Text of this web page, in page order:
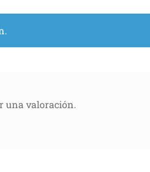
una valoración.